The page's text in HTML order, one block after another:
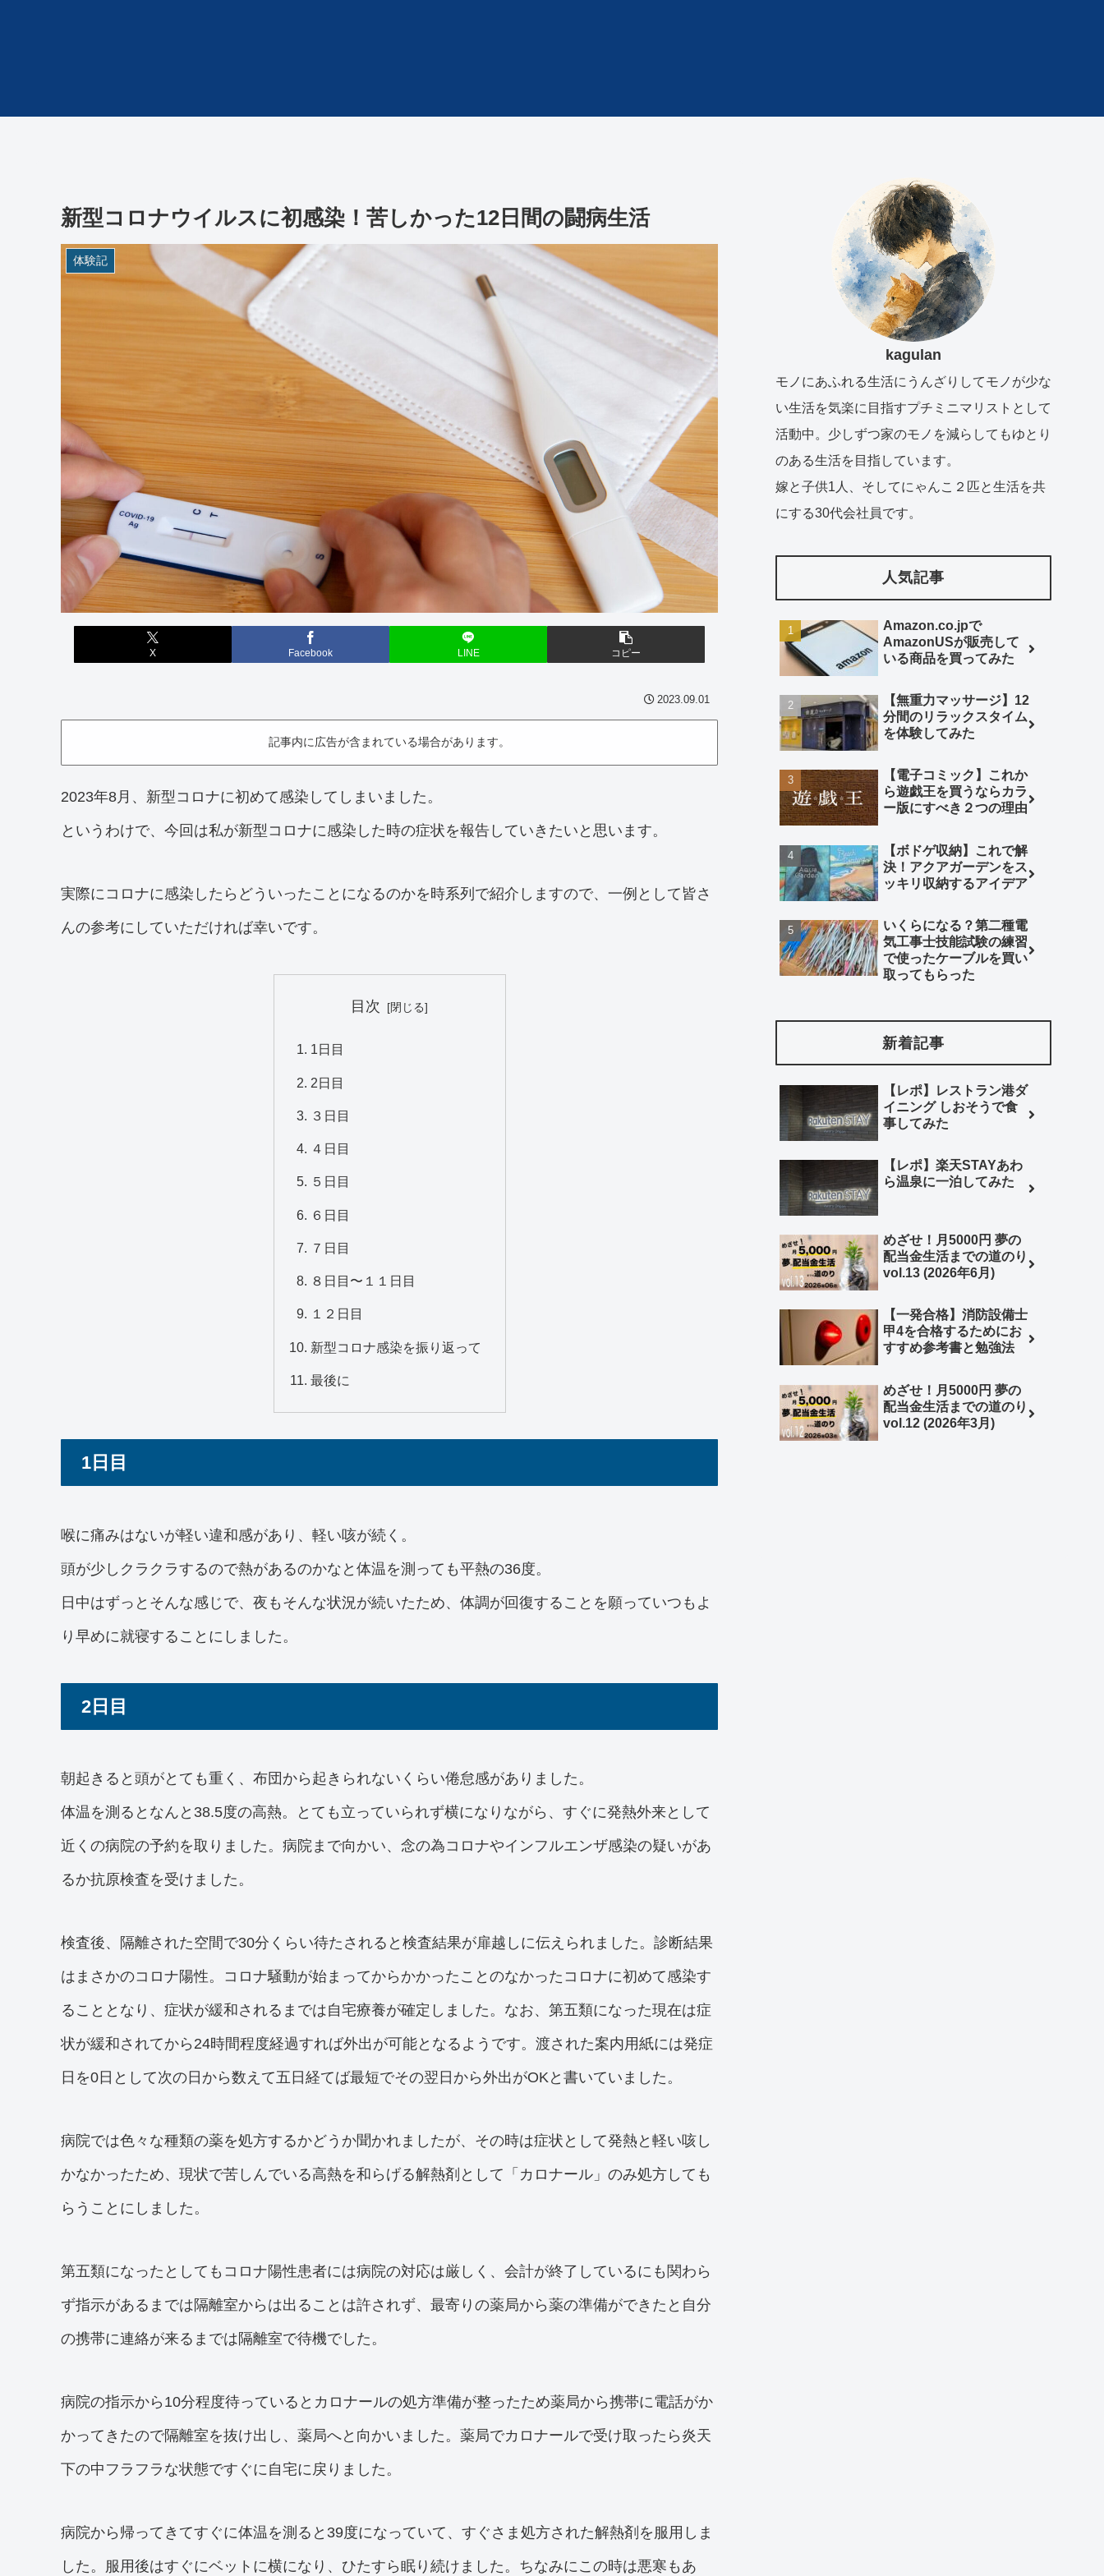
新型コロナウイルスに初感染！苦しかった12日間の闘病生活
体験記
X Facebook LINE コピー
2023.09.01
記事内に広告が含まれている場合があります。
2023年8月、新型コロナに初めて感染してしまいました。
というわけで、今回は私が新型コロナに感染した時の症状を報告していきたいと思います。
実際にコロナに感染したらどういったことになるのかを時系列で紹介しますので、一例として皆さ
んの参考にしていただければ幸いです。
目次
1日目
2日目
３日目
４日目
５日目
６日目
７日目
８日目〜１１日目
１２日目
新型コロナ感染を振り返って
最後に
1日目
喉に痛みはないが軽い違和感があり、軽い咳が続く。
頭が少しクラクラするので熱があるのかなと体温を測っても平熱の36度。
日中はずっとそんな感じで、夜もそんな状況が続いたため、体調が回復することを願っていつもよ
り早めに就寝することにしました。
2日目
朝起きると頭がとても重く、布団から起きられないくらい倦怠感がありました。
体温を測るとなんと38.5度の高熱。とても立っていられず横になりながら、すぐに発熱外来として
近くの病院の予約を取りました。病院まで向かい、念の為コロナやインフルエンザ感染の疑いがあ
るか抗原検査を受けました。
検査後、隔離された空間で30分くらい待たされると検査結果が扉越しに伝えられました。診断結果
はまさかのコロナ陽性。コロナ騒動が始まってからかかったことのなかったコロナに初めて感染す
ることとなり、症状が緩和されるまでは自宅療養が確定しました。なお、第五類になった現在は症
状が緩和されてから24時間程度経過すれば外出が可能となるようです。渡された案内用紙には発症
日を0日として次の日から数えて五日経てば最短でその翌日から外出がOKと書いていました。
病院では色々な種類の薬を処方するかどうか聞かれましたが、その時は症状として発熱と軽い咳し
かなかったため、現状で苦しんでいる高熱を和らげる解熱剤として「カロナール」のみ処方しても
らうことにしました。
第五類になったとしてもコロナ陽性患者には病院の対応は厳しく、会計が終了しているにも関わら
ず指示があるまでは隔離室からは出ることは許されず、最寄りの薬局から薬の準備ができたと自分
の携帯に連絡が来るまでは隔離室で待機でした。
病院の指示から10分程度待っているとカロナールの処方準備が整ったため薬局から携帯に電話がか
かってきたので隔離室を抜け出し、薬局へと向かいました。薬局でカロナールで受け取ったら炎天
下の中フラフラな状態ですぐに自宅に戻りました。
病院から帰ってきてすぐに体温を測ると39度になっていて、すぐさま処方された解熱剤を服用しま
した。服用後はすぐにベットに横になり、ひたすら眠り続けました。ちなみにこの時は悪寒もあ
kagulan
モノにあふれる生活にうんざりしてモノが少な
い生活を気楽に目指すプチミニマリストとして
活動中。少しずつ家のモノを減らしてもゆとり
のある生活を目指しています。
嫁と子供1人、そしてにゃんこ２匹と生活を共
にする30代会社員です。
人気記事
Amazon.co.jpで
AmazonUSが販売して
いる商品を買ってみた
【無重力マッサージ】12
分間のリラックスタイム
を体験してみた
【電子コミック】これか
ら遊戯王を買うならカラ
ー版にすべき２つの理由
【ボドゲ収納】これで解
決！アクアガーデンをス
ッキリ収納するアイデア
いくらになる？第二種電
気工事士技能試験の練習
で使ったケーブルを買い
取ってもらった
新着記事
【レポ】レストラン港ダ
イニング しおそうで食
事してみた
【レポ】楽天STAYあわ
ら温泉に一泊してみた
めざせ！月5000円 夢の
配当金生活までの道のり
vol.13 (2026年6月)
【一発合格】消防設備士
甲4を合格するためにお
すすめ参考書と勉強法
めざせ！月5000円 夢の
配当金生活までの道のり
vol.12 (2026年3月)